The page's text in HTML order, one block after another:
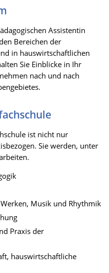
Assistentin
Bereichen der
in hauswirtschaftlichen
Sie Einblicke in Ihr
nach und nach
ist nicht nur
Sie werden, unter
Musik und Rhythmik
Praxis der
hauswirtschaftliche